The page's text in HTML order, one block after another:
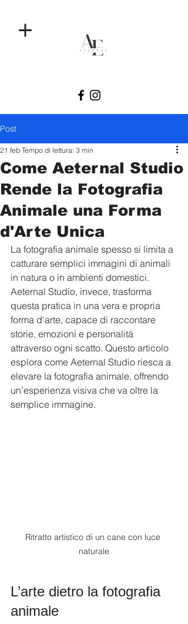
Post
Come Aeternal Studio
Rende la Fotografia
Animale una Forma
d'Arte Unica
21 feb Tempo di lettura: 3 min
La fotografia animale spesso si limita a
catturare semplici immagini di animali
in natura o in ambienti domestici.
Aeternal Studio, invece, trasforma
questa pratica in una vera e propria
forma d'arte, capace di raccontare
storie, emozioni e personalità
attraverso ogni scatto. Questo articolo
esplora come Aeternal Studio riesca a
elevare la fotografia animale, offrendo
un’esperienza visiva che va oltre la
semplice immagine.
Ritratto artistico di un cane con luce
naturale
L’arte dietro la fotografia
animale